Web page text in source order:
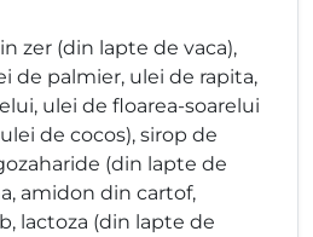
zer (din lapte de vaca),
de palmier, ulei de rapita,
ulei de floarea-soarelui
de cocos), sirop de
(din lapte de
amidon din cartof,
lactoza (din lapte de